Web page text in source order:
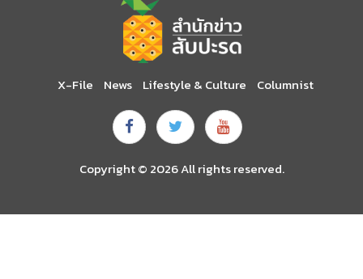
X-File News Lifestyle & Culture Columnist
Copyright © 2026 All rights reserved.